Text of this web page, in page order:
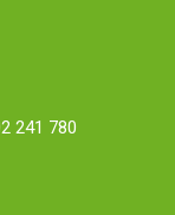
241 780